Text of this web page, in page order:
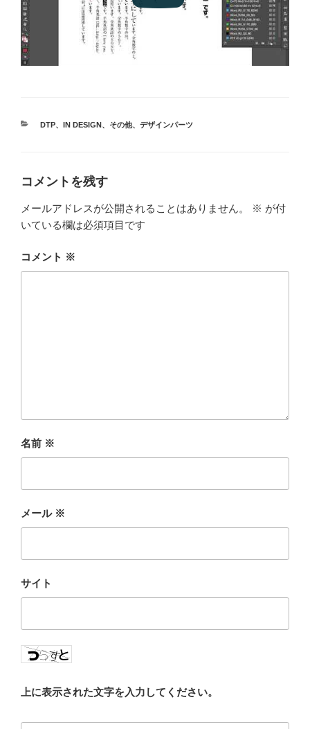
カ
DTP、 IN DESIGN、 その他、 デザインパーツ
コメントを残す
メールアドレスが公開されることはありません。 ※ が付
いている欄は必須項目です
コメント ※
名前 ※
メール ※
サイト
上に表示された文字を入力してください。